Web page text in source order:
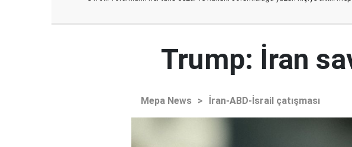
Trump: İran
Mepa News > İran-ABD-İsrail çatışması